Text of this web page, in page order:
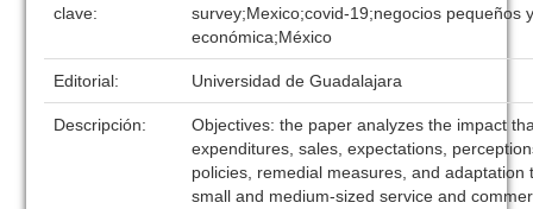
clave:
survey;Mexico;covid-19;negocios pequeños
económica;México
Editorial: Universidad de Guadalajara
Descripción:
Objectives: the paper analyzes the impact
expenditures, sales, expectations,
policies, remedial measures, and adaptation
small and medium-sized service and